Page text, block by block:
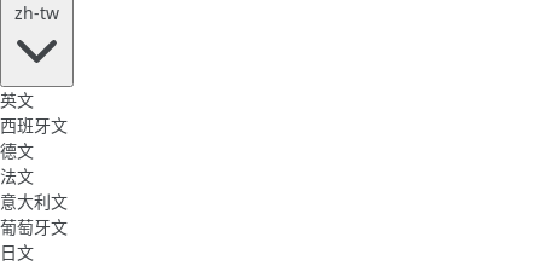
zh-tw
英文
西班牙文
德文
法文
意大利文
葡萄牙文
日文